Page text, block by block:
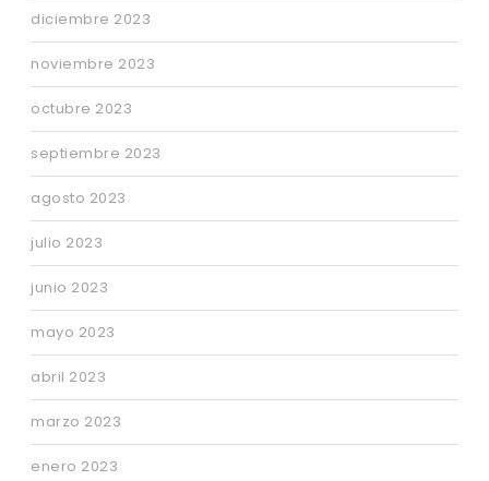
diciembre 2023
noviembre 2023
octubre 2023
septiembre 2023
agosto 2023
julio 2023
junio 2023
mayo 2023
abril 2023
marzo 2023
enero 2023